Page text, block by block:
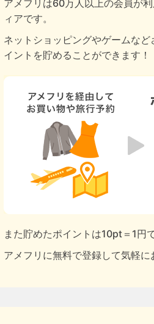
アメフリは60万人以上の会員が
ィアです。
ネットショッピングやゲームな
イントを貯めることができます！
また貯めたポイントは10pt＝1円
アメフリに無料で登録して気軽